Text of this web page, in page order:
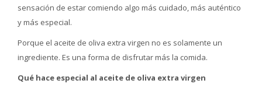
sensación de estar comiendo algo más cuidado, más auténtico
y más especial.
Porque el aceite de oliva extra virgen no es solamente un
ingrediente. Es una forma de disfrutar más la comida.
Qué hace especial al aceite de oliva extra virgen